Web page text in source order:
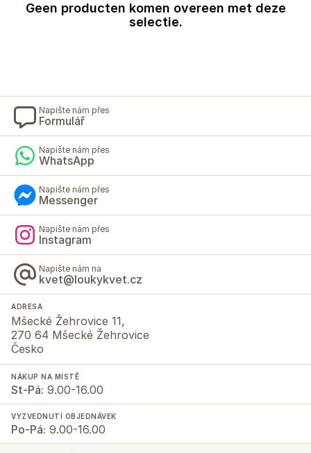
Geen producten komen overeen met deze
selectie.
Napište nám přes
Formulář
Napište nám přes
WhatsApp
Napište nám přes
Messenger
Napište nám přes
Instagram
Napište nám na
kvet@loukykvet.cz
ADRESA
Mšecké Žehrovice 11,
270 64 Mšecké Žehrovice
Česko
NÁKUP NA MÍSTĚ
St-Pá: 9.00-16.00
VYZVEDNUTÍ OBJEDNÁVEK
Po-Pá: 9.00-16.00